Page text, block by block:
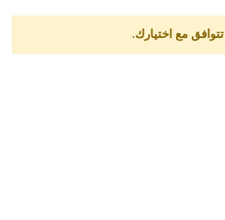
مع اختيارك.